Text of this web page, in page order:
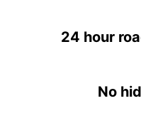
24 hour
No